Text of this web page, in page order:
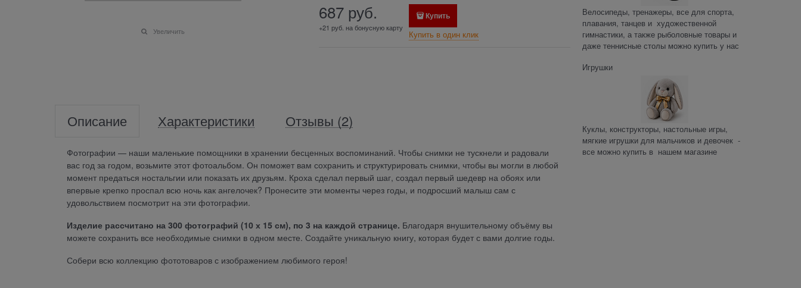
Увеличить
687 руб.
+21 руб. на бонусную карту
Купить
Купить в один клик
Описание Характеристики Отзывы (2)
Фотографии — наши маленькие помощники в хранении бесценных воспоминаний. Чтобы снимки не тускнели и радовали
вас год за годом, возьмите этот фотоальбом. Он поможет вам сохранить и структурировать снимки, чтобы вы могли в любой
момент предаться ностальгии или показать их друзьям. Кроха сделал первый шаг, создал первый шедевр на обоях или
впервые крепко проспал всю ночь как ангелочек? Пронесите эти моменты через годы, и подросший малыш сам с
удовольствием посмотрит на эти фотографии.
Изделие рассчитано на 300 фотографий (10 х 15 см), по 3 на каждой странице. Благодаря внушительному объёму вы
можете сохранить все необходимые снимки в одном месте. Создайте уникальную книгу, которая будет с вами долгие годы.
Собери всю коллекцию фототоваров с изображением любимого героя!
Велосипеды, тренажеры, все для спорта,
плавания, танцев и художественной
гимнастики, а также рыболовные товары и
даже теннисные столы можно купить у нас
Игрушки
Куклы, конструкторы, настольные игры,
мягкие игрушки для мальчиков и девочек -
все можно купить в нашем магазине